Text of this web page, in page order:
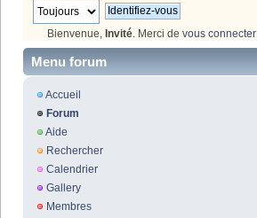
Bienvenue, Invité . Merci de vous connecter
Menu forum
Accueil
Forum
Aide
Rechercher
Calendrier
Gallery
Membres